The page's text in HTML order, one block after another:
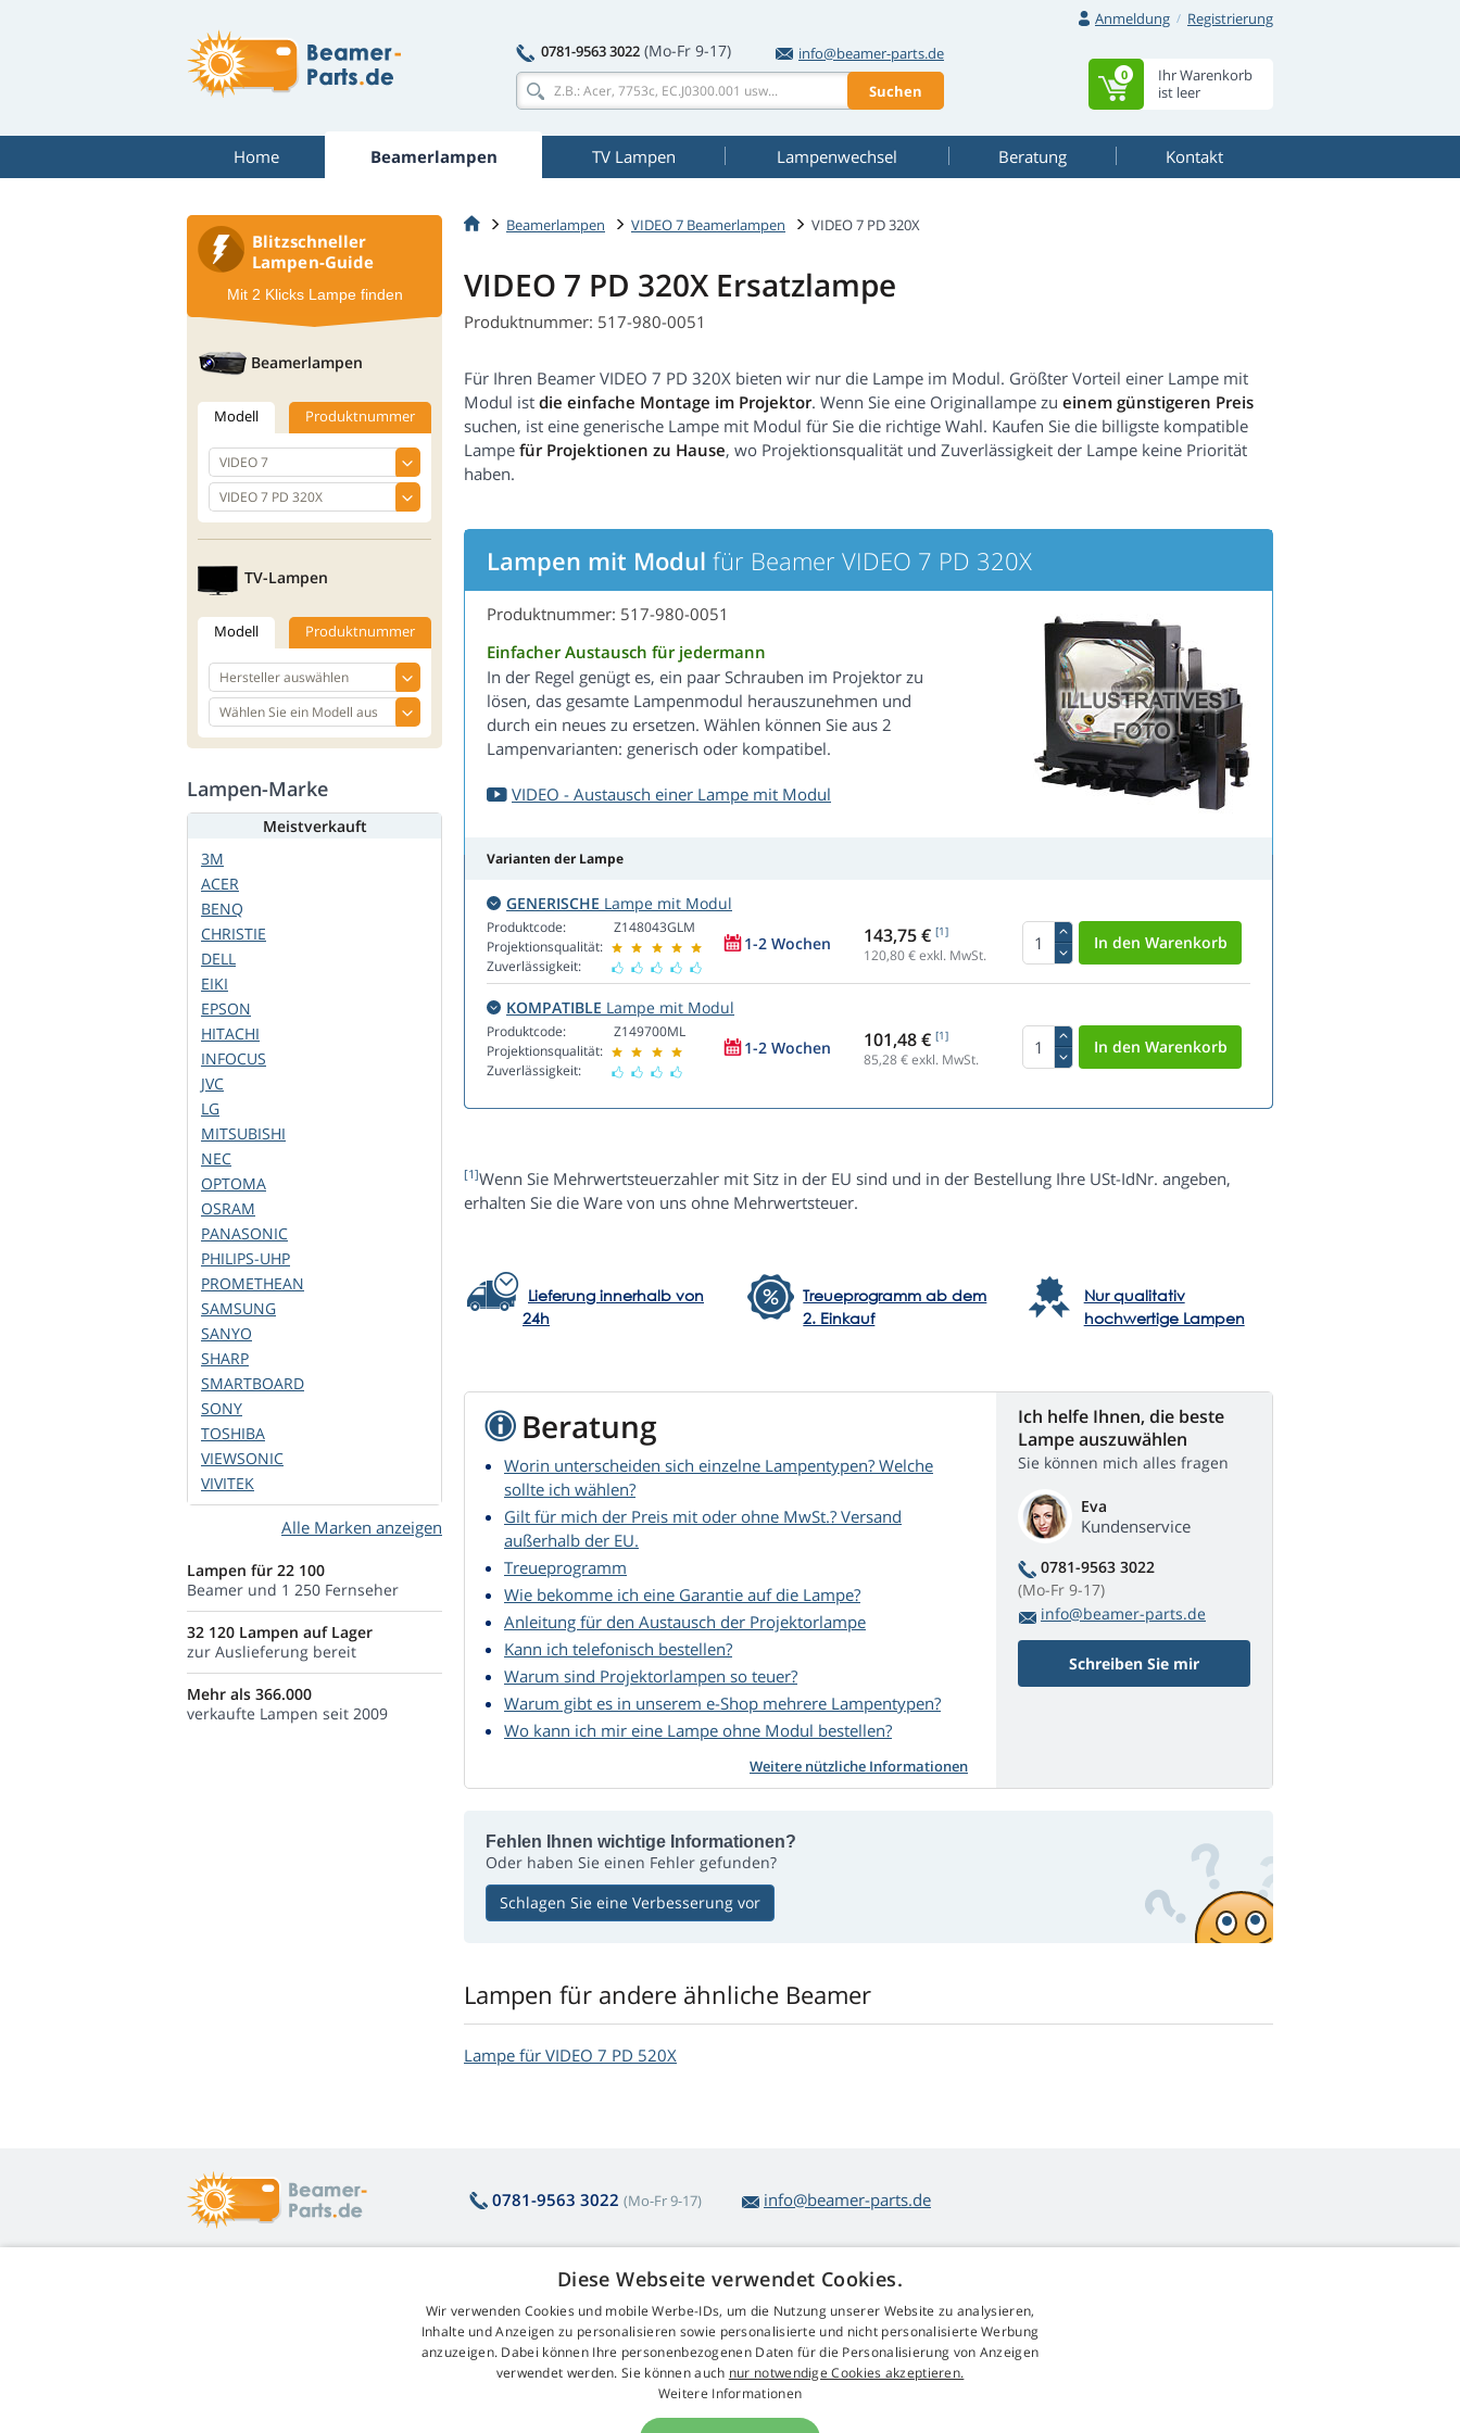
Anmeldung
Registrierung
0781-9563 3022 (Mo-Fr 9-17)
info@beamer-parts.de
Suchen
Ihr Warenkorb
ist leer
0
Home Beamerlampen TV Lampen Lampenwechsel Beratung Kontakt
Beamerlampen VIDEO 7 Beamerlampen VIDEO 7 PD 320X
VIDEO 7 PD 320X Ersatzlampe
Produktnummer: 517-980-0051
Für Ihren Beamer VIDEO 7 PD 320X bieten wir nur die Lampe im Modul. Größter Vorteil einer Lampe mit
Modul ist die einfache Montage im Projektor. Wenn Sie eine Originallampe zu einem günstigeren Preis
suchen, ist eine generische Lampe mit Modul für Sie die richtige Wahl. Kaufen Sie die billigste kompatible
Lampe für Projektionen zu Hause, wo Projektionsqualität und Zuverlässigkeit der Lampe keine Priorität
haben.
Lampen mit Modul für Beamer VIDEO 7 PD 320X
Produktnummer: 517-980-0051
Einfacher Austausch für jedermann
In der Regel genügt es, ein paar Schrauben im Projektor zu
lösen, das gesamte Lampenmodul herauszunehmen und
durch ein neues zu ersetzen. Wählen können Sie aus 2
Lampenvarianten: generisch oder kompatibel.
VIDEO - Austausch einer Lampe mit Modul
Varianten der Lampe
GENERISCHE Lampe mit Modul
Produktcode:
Projektionsqualität:
Zuverlässigkeit:
Z148043GLM
1-2 Wochen 143,75 € [1]
120,80€ exkl. MwSt.
KOMPATIBLE Lampe mit Modul
Produktcode:
Projektionsqualität:
Zuverlässigkeit:
Z149700ML
1-2 Wochen 101,48 € [1]
85,28€ exkl. MwSt.
[1]Wenn Sie Mehrwertsteuerzahler mit Sitz in der EU sind und in der Bestellung Ihre USt-IdNr. angeben,
erhalten Sie die Ware von uns ohne Mehrwertsteuer.
Lieferung innerhalb von
24h
Treueprogramm ab dem
2. Einkauf
Nur qualitativ
hochwertige Lampen
Beratung
Worin unterscheiden sich einzelne Lampentypen? Welche
sollte ich wählen?
Gilt für mich der Preis mit oder ohne MwSt.? Versand
außerhalb der EU.
Treueprogramm
Wie bekomme ich eine Garantie auf die Lampe?
Anleitung für den Austausch der Projektorlampe
Kann ich telefonisch bestellen?
Warum sind Projektorlampen so teuer?
Warum gibt es in unserem e-Shop mehrere Lampentypen?
Wo kann ich mir eine Lampe ohne Modul bestellen?
Weitere nützliche Informationen
Ich helfe Ihnen, die beste
Lampe auszuwählen
Sie können mich alles fragen
Eva
Kundenservice
0781-9563 3022
(Mo-Fr 9-17)
info@beamer-parts.de
Schreiben Sie mir
Fehlen Ihnen wichtige Informationen?
Oder haben Sie einen Fehler gefunden?
Schlagen Sie eine Verbesserung vor
Lampen für andere ähnliche Beamer
Lampe für VIDEO 7 PD 520X
Blitzschneller
Lampen-Guide
Mit 2 Klicks Lampe finden
Beamerlampen
Modell Produktnummer
TV-Lampen
Modell Produktnummer
Lampen-Marke
Meistverkauft
3M
ACER
BENQ
CHRISTIE
DELL
EIKI
EPSON
HITACHI
INFOCUS
JVC
LG
MITSUBISHI
NEC
OPTOMA
OSRAM
PANASONIC
PHILIPS-UHP
PROMETHEAN
SAMSUNG
SANYO
SHARP
SMARTBOARD
SONY
TOSHIBA
VIEWSONIC
VIVITEK
Alle Marken anzeigen
Lampen für 22 100
Beamer und 1 250 Fernseher
32 120 Lampen auf Lager
zur Auslieferung bereit
Mehr als 366.000
verkaufte Lampen seit 2009
0781-9563 3022 (Mo-Fr 9-17) info@beamer-parts.de
Über den Lampenkauf
Rückgabe und Reklamation
Unkomplizierte
Warenrücksendung
Web Retail s.r.o.
Kontakt
GDPR
Impressum
Diese Webseite verwendet Cookies.
Wir verwenden Cookies und mobile Werbe-IDs, um die Nutzung unserer Website zu analysieren,
Inhalte und Anzeigen zu personalisieren sowie personalisierte und nicht personalisierte Werbung
anzuzeigen. Dabei können Ihre personenbezogenen Daten für die Personalisierung von Anzeigen
verwendet werden. Sie können auch nur notwendige Cookies akzeptieren.
Weitere Informationen